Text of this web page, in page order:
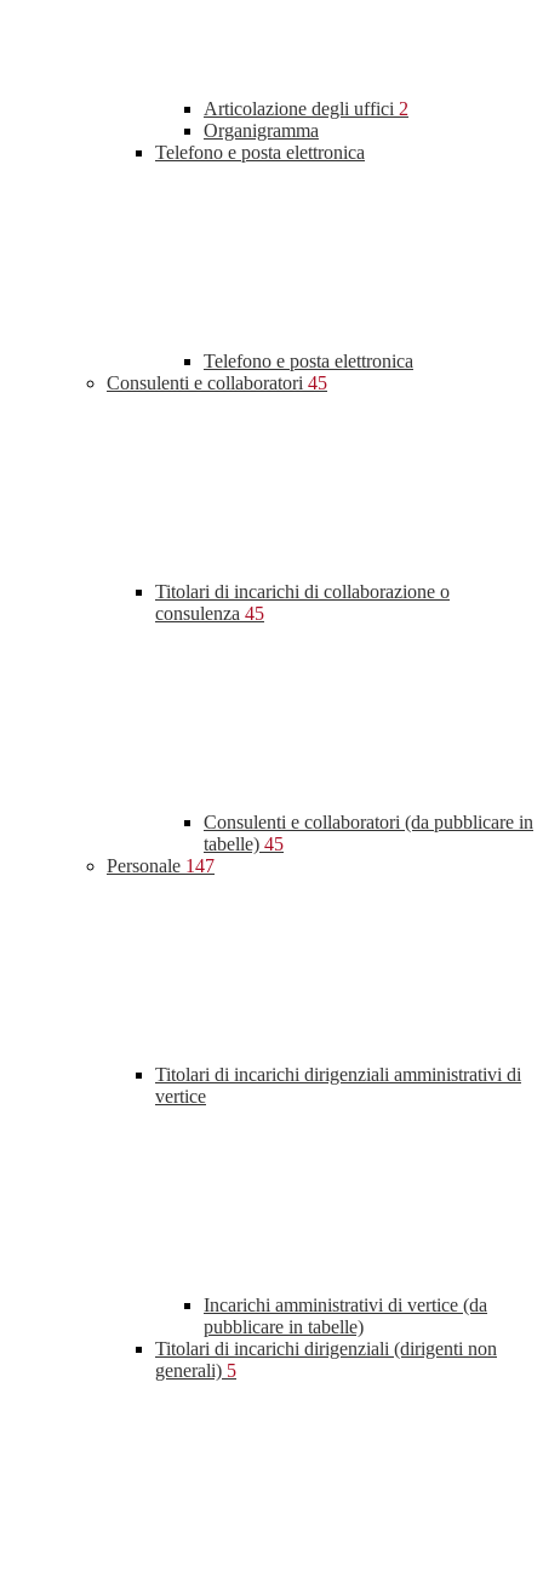
Articolazione degli uffici 2
Organigramma
Telefono e posta elettronica
Telefono e posta elettronica
Consulenti e collaboratori 45
Titolari di incarichi di collaborazione o
consulenza 45
Consulenti e collaboratori (da pubblicare in
tabelle) 45
Personale 147
Titolari di incarichi dirigenziali amministrativi di
vertice
Incarichi amministrativi di vertice (da
pubblicare in tabelle)
Titolari di incarichi dirigenziali (dirigenti non
generali) 5